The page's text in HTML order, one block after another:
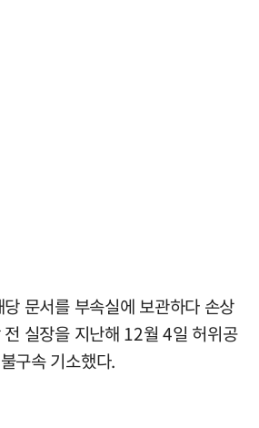
문서를 부속실에 보관하다 손상
실장을 지난해 12월 4일 허위공
구속 기소했다.